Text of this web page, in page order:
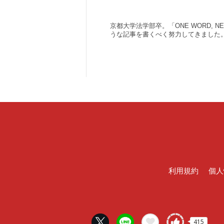
415
京都大学法学部卒。「ONE WORD,
うな記事を書くべく努力してきまし
利用規約 個